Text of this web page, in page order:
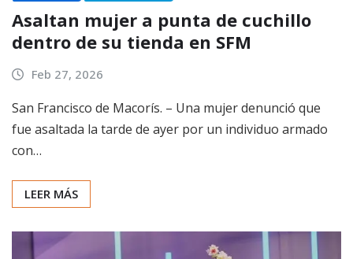
Asaltan mujer a punta de cuchillo
dentro de su tienda en SFM
Feb 27, 2026
San Francisco de Macorís. – Una mujer denunció que
fue asaltada la tarde de ayer por un individuo armado
con…
LEER MÁS